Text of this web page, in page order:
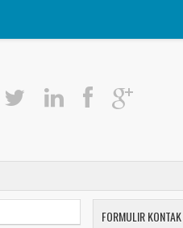
FORMULIR KONTAK